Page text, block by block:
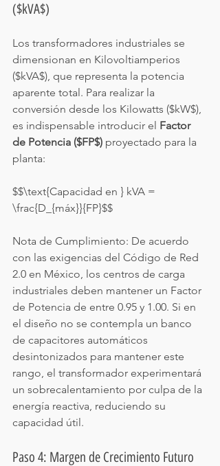
($kVA$)
Los transformadores industriales se
dimensionan en Kilovoltiamperios
($kVA$), que representa la potencia
aparente total. Para realizar la
conversión desde los Kilowatts ($kW$),
es indispensable introducir el Factor
de Potencia ($FP$) proyectado para la
planta:
$$\text{Capacidad en } kVA =
\frac{D_{máx}}{FP}$$
Nota de Cumplimiento: De acuerdo
con las exigencias del Código de Red
2.0 en México, los centros de carga
industriales deben mantener un Factor
de Potencia de entre 0.95 y 1.00. Si en
el diseño no se contempla un banco
de capacitores automáticos
desintonizados para mantener este
rango, el transformador experimentará
un sobrecalentamiento por culpa de la
energía reactiva, reduciendo su
capacidad útil.
Paso 4: Margen de Crecimiento Futuro